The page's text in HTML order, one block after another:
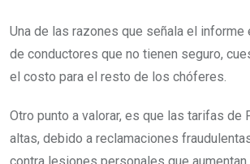
Una de las razones que señala el informe
de conductores que no tienen seguro,
el costo para el resto de los chóferes.
Otro punto a valorar, es que las tarifas de
altas, debido a reclamaciones